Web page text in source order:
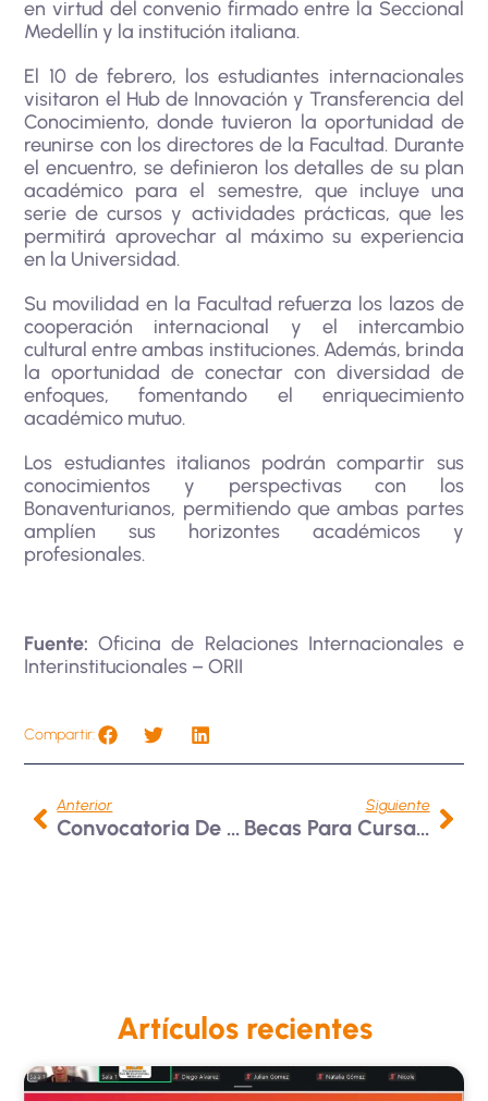
en virtud del convenio firmado entre la Seccional
Medellín y la institución italiana.
El 10 de febrero, los estudiantes internacionales
visitaron el Hub de Innovación y Transferencia del
Conocimiento, donde tuvieron la oportunidad de
reunirse con los directores de la Facultad. Durante
el encuentro, se definieron los detalles de su plan
académico para el semestre, que incluye una
serie de cursos y actividades prácticas, que les
permitirá aprovechar al máximo su experiencia
en la Universidad.
Su movilidad en la Facultad refuerza los lazos de
cooperación internacional y el intercambio
cultural entre ambas instituciones. Además, brinda
la oportunidad de conectar con diversidad de
enfoques, fomentando el enriquecimiento
académico mutuo.
Los estudiantes italianos podrán compartir sus
conocimientos y perspectivas con los
Bonaventurianos, permitiendo que ambas partes
amplíen sus horizontes académicos y
profesionales.
Fuente: Oficina de Relaciones Internacionales e
Interinstitucionales – ORII
Compartir:
Anterior
Convocatoria De Verano Delfín
Siguiente
Becas Para Cursar Másteres Universitarios En La Universidad De Santiago De Compostela 2025
Artículos recientes